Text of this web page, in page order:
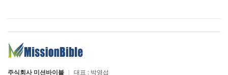
주식회사 미션바이블 |
대표 : 박영섭